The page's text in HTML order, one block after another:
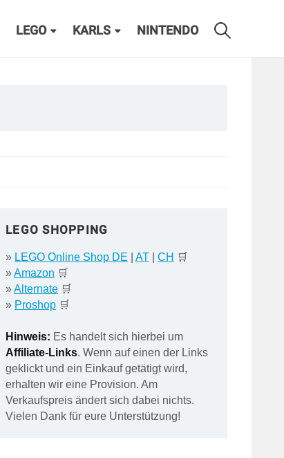
LEGO KARLS NINTENDO
LEGO SHOPPING
» LEGO Online Shop DE AT| CH 🛒
»Amazon 🛒
»Alternate🛒
» Proshop🛒
Hinweis: Es handelt sich hierbei um
Affiliate-Links. Wenn auf einen der Links
geklickt und ein Einkauf getätigt wird,
erhalten wir eine Provision. Am
Verkaufspreis ändert sich dabei nichts.
Vielen Dank für eure Unterstützung!